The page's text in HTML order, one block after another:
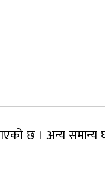
छ । अन्य समान्य